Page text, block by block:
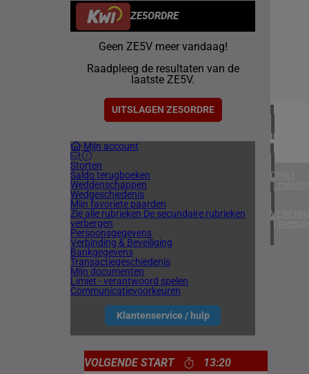
ZE5ORDRE
Geen ZE5V meer vandaag!
Raadpleeg de resultaten van de
laatste ZE5V.
UITSLAGEN ZE5ORDRE
Mijn account
Storten
Saldo terugboeken
Weddenschappen
Wedgeschiedenis
Mijn favoriete paarden
Zie alle rubrieken De secundaire rubrieken
verbergen
Persoonsgegevens
Verbinding & Beveiliging
Bankgegevens
Transactiegeschiedenis
Mijn documenten
Limiet - verantwoord spelen
Communicatievoorkeuren
Klantenservice / hulp
4
IERLAND
1
CHILI
1
4
VOLGENDE START 13:20